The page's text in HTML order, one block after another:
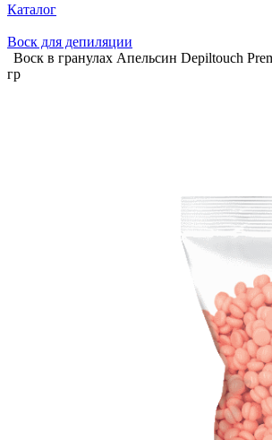
Каталог
Воск для депиляции
Воск в гранулах Апельсин Depiltouch
гр